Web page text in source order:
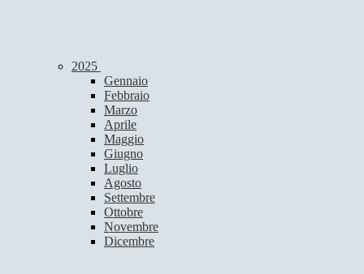
2025
Gennaio
Febbraio
Marzo
Aprile
Maggio
Giugno
Luglio
Agosto
Settembre
Ottobre
Novembre
Dicembre